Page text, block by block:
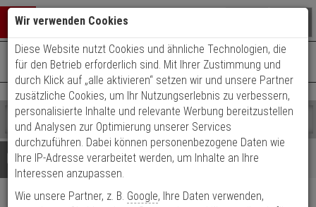
Warenkorb schließen
0 ARTIKEL IM WARENKORB
Ihr Warenkorb ist momentan leer.
Ergebnisse ()
Fertig
Shop
durchsuchen
Bitte
geben
Sie
Es
wurde
noch
Suche
+49 (0)821 899 493-0Mo. - Do.: 8:00 - 16:30 | Fr.: 8:00 - 14:00 Uhr
Details Beratung
Wir verwenden Cookies
Diese Website nutzt Cookies und ähnliche Technologien, die
für den Betrieb erforderlich sind. Mit Ihrer Zustimmung und
durch Klick auf „alle aktivieren“ setzen wir und unsere Partner
zusätzliche Cookies, um Ihr Nutzungserlebnis zu verbessern,
personalisierte Inhalte und relevante Werbung bereitzustellen
und Analysen zur Optimierung unserer Services
durchzuführen. Dabei können personenbezogene Daten wie
Ihre IP-Adresse verarbeitet werden, um Inhalte an Ihre
Interessen anzupassen.
Wie unsere Partner, z. B. Google, Ihre Daten verwenden,